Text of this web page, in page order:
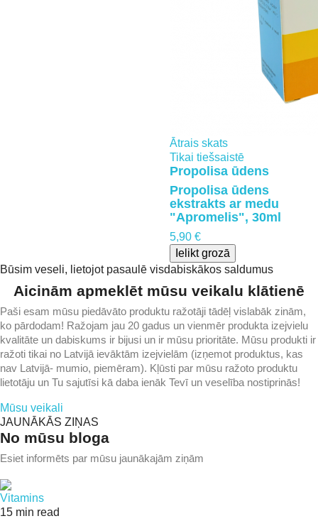
Ātrais skats
Tikai tiešsaistē
Propolisa ūdens
Propolisa ūdens
ekstrakts ar medu
"Apromelis", 30ml
5,90 €
Ielikt grozā
Būsim veseli, lietojot pasaulē visdabiskākos saldumus
Aicinām apmeklēt mūsu veikalu klātienē
Paši esam mūsu piedāvāto produktu ražotāji tādēļ vislabāk zinām,
ko pārdodam! Ražojam jau 20 gadus un vienmēr produkta izejvielu
kvalitāte un dabiskums ir bijusi un ir mūsu prioritāte. Mūsu produkti ir
ražoti tikai no Latvijā ievāktām izejvielām (izņemot produktus, kas
nav Latvijā- mumio, piemēram). Kļūsti par mūsu ražoto produktu
lietotāju un Tu sajutīsi kā daba ienāk Tevī un veselība nostiprinās!
Mūsu veikali
JAUNĀKĀS ZIŅAS
No mūsu bloga
Esiet informēts par mūsu jaunākajām ziņām
Vitamins
15 min read